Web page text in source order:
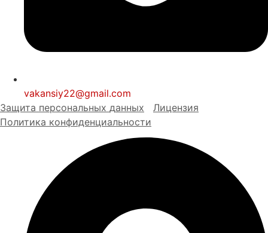
vakansiy22@gmail.com
Защита персональных данных
Лицензия
Политика конфиденциальности